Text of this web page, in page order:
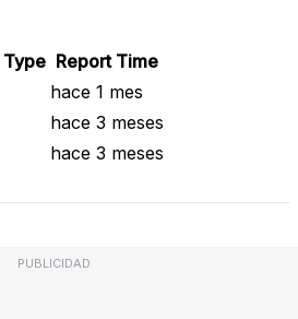
Type Report Time
hace 1 mes
hace 3 meses
hace 3 meses
PUBLICIDAD